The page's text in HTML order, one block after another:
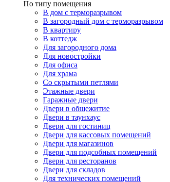
По типу помещения
В дом с терморазрывом
В загородный дом с терморазрывом
В квартиру
В коттедж
Для загородного дома
Для новостройки
Для офиса
Для храма
Со скрытыми петлями
Этажные двери
Гаражные двери
Двери в общежитие
Двери в таунхаус
Двери для гостиниц
Двери для кассовых помещений
Двери для магазинов
Двери для подсобных помещений
Двери для ресторанов
Двери для складов
Для технических помещений